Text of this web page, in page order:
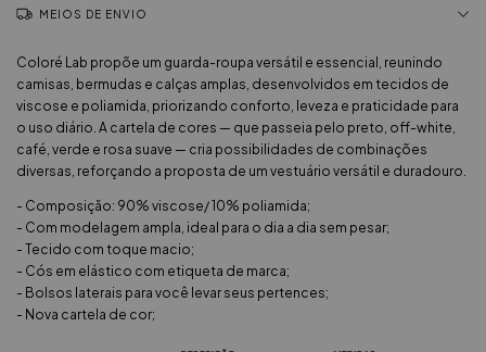
MEIOS DE ENVIO
Coloré Lab propõe um guarda-roupa versátil e essencial, reunindo
camisas, bermudas e calças amplas, desenvolvidos em tecidos de
viscose e poliamida, priorizando conforto, leveza e praticidade para
o uso diário. A cartela de cores — que passeia pelo preto, off-white,
café, verde e rosa suave — cria possibilidades de combinações
diversas, reforçando a proposta de um vestuário versátil e duradouro.
- Composição: 90% viscose/ 10% poliamida;
- Com modelagem ampla, ideal para o dia a dia sem pesar;
- Tecido com toque macio;
- Cós em elástico com etiqueta de marca;
- Bolsos laterais para você levar seus pertences;
- Nova cartela de cor;